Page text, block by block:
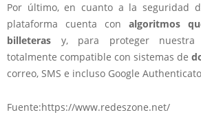
Por último, en cuanto a la seguridad
plataforma cuenta con algoritmos
billeteras y, para proteger nuestra
totalmente compatible con sistemas de
correo, SMS e incluso Google
Fuente:https://www.redeszone.net/